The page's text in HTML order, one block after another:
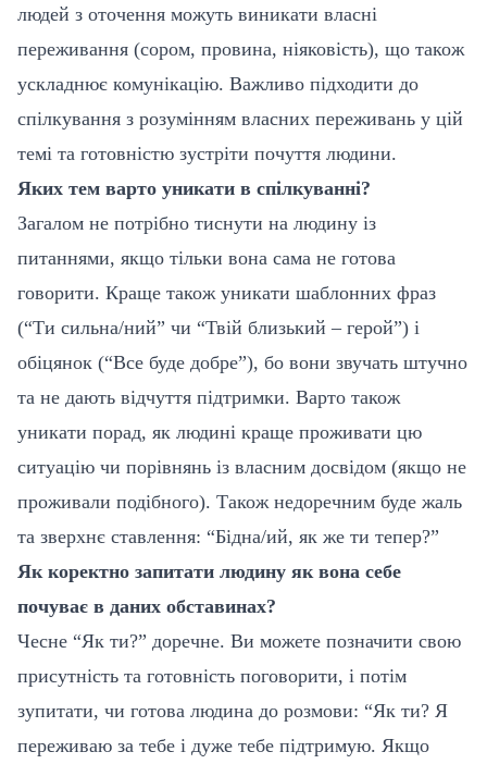
людей з оточення можуть виникати власні
переживання (сором, провина, ніяковість), що також
ускладнює комунікацію. Важливо підходити до
спілкування з розумінням власних переживань у цій
темі та готовністю зустріти почуття людини.
Яких тем варто уникати в спілкуванні?
Загалом не потрібно тиснути на людину із
питаннями, якщо тільки вона сама не готова
говорити. Краще також уникати шаблонних фраз
(“Ти сильна/ний” чи “Твій близький – герой”) і
обіцянок (“Все буде добре”), бо вони звучать штучно
та не дають відчуття підтримки. Варто також
уникати порад, як людині краще проживати цю
ситуацію чи порівнянь із власним досвідом (якщо не
проживали подібного). Також недоречним буде жаль
та зверхнє ставлення: “Бідна/ий, як же ти тепер?”
Як коректно запитати людину як вона себе
почуває в даних обставинах?
Чесне “Як ти?” доречне. Ви можете позначити свою
присутність та готовність поговорити, і потім
зупитати, чи готова людина до розмови: “Як ти? Я
переживаю за тебе і дуже тебе підтримую. Якщо